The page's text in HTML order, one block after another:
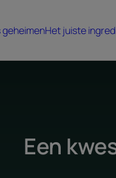
geheimenHet juiste
Een